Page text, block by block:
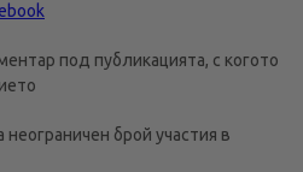
под публикацията, с когото
брой участия в